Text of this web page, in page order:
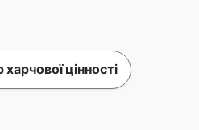
цінності